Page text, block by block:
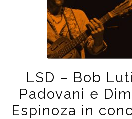
LSD – Bob
Padovani e
Espinoza in